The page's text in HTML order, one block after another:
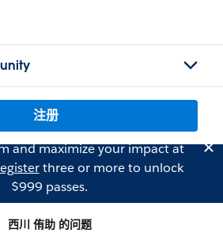
注册
and maximize your impact at
three or more to unlock
$999 passes.
西川 侑助 的问题